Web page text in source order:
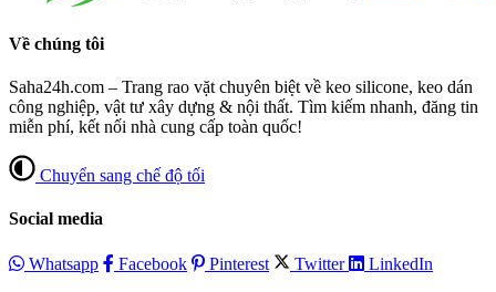
Về chúng tôi
Saha24h.com – Trang rao vặt chuyên biệt về keo silicone, keo dán
công nghiệp, vật tư xây dựng & nội thất. Tìm kiếm nhanh, đăng tin
miễn phí, kết nối nhà cung cấp toàn quốc!
Chuyển sang chế độ tối
Social media
Whatsapp Facebook Pinterest Twitter LinkedIn